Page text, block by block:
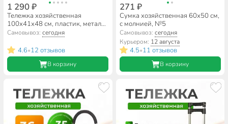
1 290 ₽
Тележка хозяйственная
100х41х48 см, пластик, металл,
складная, без сумки, A150014
Самовывоз:сегодня
4.6•12 отзывов
В корзину
271 ₽
Сумка хозяйственная 60х50 см,
с молнией, №5
Самовывоз: сегодня
Курьером: 12 августа
4.5•11 отзывов
В корзину